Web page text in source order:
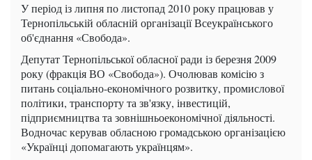
У період із липня по листопад 2010 року працював у
Тернопільській обласній організації Всеукраїнського
об'єднання «Свобода».
Депутат Тернопільської обласної ради із березня 2009
року (фракція ВО «Свобода»). Очолював комісію з
питань соціально-економічного розвитку, промислової
політики, транспорту та зв'язку, інвестицій,
підприємництва та зовнішньоекономічної діяльності.
Водночас керував обласною громадською організацією
«Українці допомагають українцям».